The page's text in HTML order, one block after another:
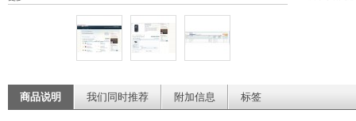
商品说明 我们同时推荐 附加信息 标签